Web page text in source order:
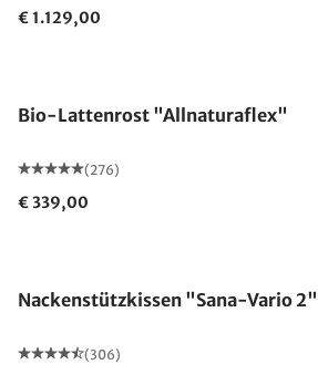
€ 1.129,00
Bio-Lattenrost "Allnaturaflex"
(276)
€ 339,00
Nackenstützkissen "Sana-Vario 2"
(306)